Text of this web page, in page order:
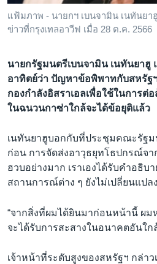
ติดตามเรา
เลือกภาษา
แฟ้มภาพ - นายกฯ เบนจามิน เนทันยา
ข่าวที่กรุงเทลอาวีฟ เมื่อ 28 ต.ค. 2566
นายกรัฐมนตรีเบนจามิน เนทันยาฮู
อาทิตย์ว่า ปัญหาข้อพิพาทกับสหรัฐ
กองกำลังอิสราเอลเพื่อใช้ในการ
ในฉนวนกาซ่าใกล้จะได้ข้อยุติแล้ว
เนทันยาฮูบอกกับที่ประชุมคณะรัฐม
ก่อน การจัดส่งอาวุธยุทโธปกรณ์จา
ฮวบอย่างมาก เราเองได้รับคำอธิ
สถานการณ์ต่าง ๆ ยังไม่เปลี่ยนแปล
“จากสิ่งที่ผมได้ยินมาก่อนหน้านี้ ผม
จะได้รับการสะสางในอนาคตอันใก
เจ้าหน้าที่ระดับสูงของสหรัฐฯ กล่า